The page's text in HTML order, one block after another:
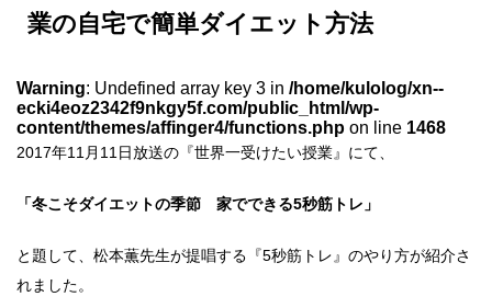
業の自宅で簡単ダイエット方法
Warning: Undefined array key 3 in /home/kulolog/xn--
ecki4eoz2342f9nkgy5f.com/public_html/wp-
content/themes/affinger4/functions.php on line 1468
2017年11月11日放送の『世界一受けたい授業』にて、
「冬こそダイエットの季節 家でできる5秒筋トレ」
と題して、松本薫先生が提唱する『5秒筋トレ』のやり方が紹介さ
れました。